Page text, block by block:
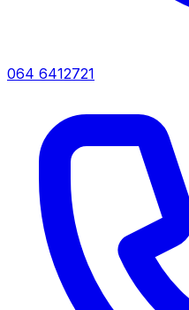
064 6412721